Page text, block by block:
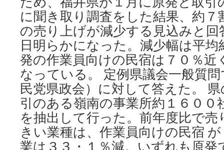
の
年」
福
島
の
警
戒
区
域
で
牛
管
理・
吉
に聞き取り調査をした結果、約７
の売り上げが減少する見込みと
日明らかになった。減少幅は平
発の作業員向けの民宿は７０％近
なっている。 定例県議会一般質
民党県政会）に対して答えた。
引のある嶺南の事業所約１６００
を抽出して行った。前年度比で
きい業種は、作業員向けの民宿
業は３３・１％減。いずれも原発